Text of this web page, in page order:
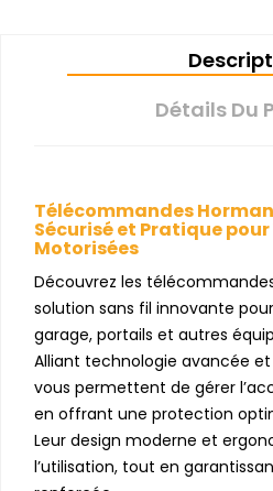
Détails Du
Télécommandes
Sécurisé et Pratique
Motorisées
Découvrez les
solution sans fil innovante
garage, portails et autres
Alliant technologie avancée
vous permettent de gérer
en offrant une protection
Leur design moderne et
l’utilisation, tout en